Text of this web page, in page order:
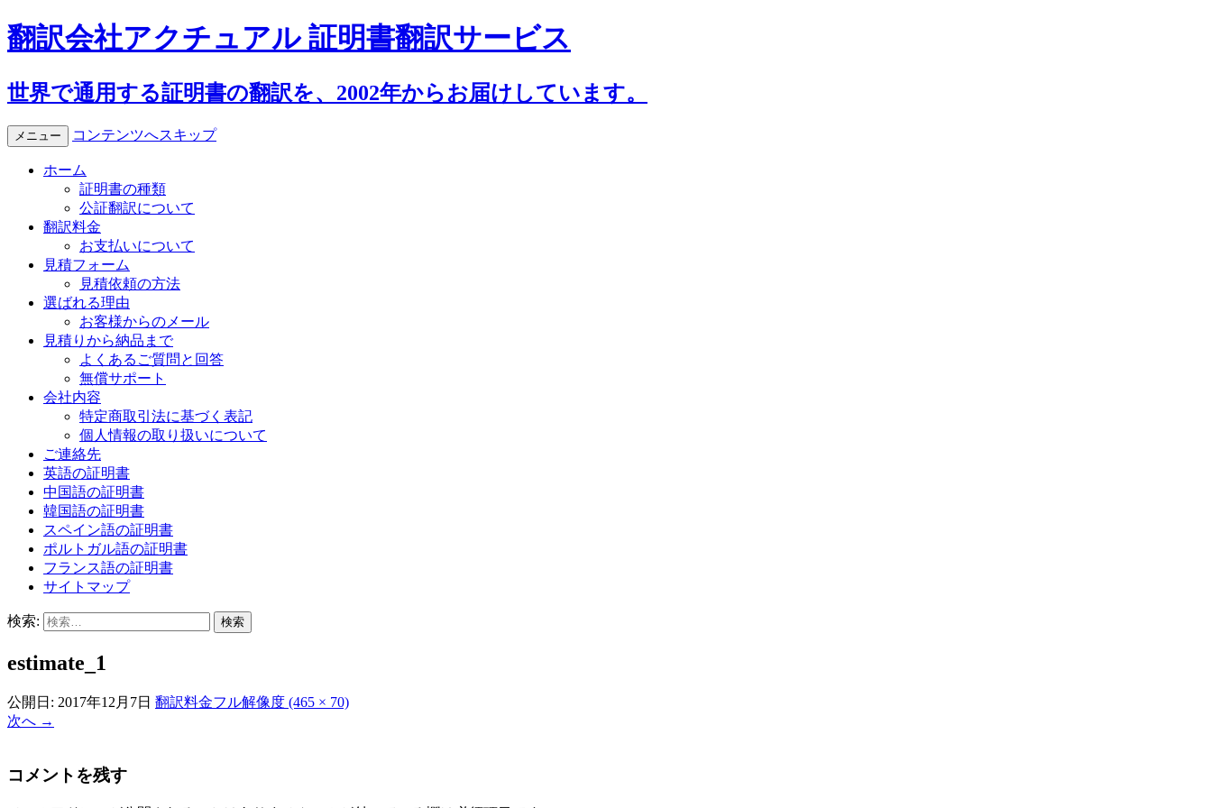
翻訳会社アクチュアル 証明書翻訳サービス
世界で通用する証明書の翻訳を、2002年からお届けしています。
メニュー コンテンツへスキップ
ホーム
証明書の種類
公証翻訳について
翻訳料金
お支払いについて
見積フォーム
見積依頼の方法
選ばれる理由
お客様からのメール
見積りから納品まで
よくあるご質問と回答
無償サポート
会社内容
特定商取引法に基づく表記
個人情報の取り扱いについて
ご連絡先
英語の証明書
中国語の証明書
韓国語の証明書
スペイン語の証明書
ポルトガル語の証明書
フランス語の証明書
サイトマップ
検索:
estimate_1
公開日: 2017年12月7日 翻訳料金フル解像度 (465 × 70)
次へ →
コメントを残す